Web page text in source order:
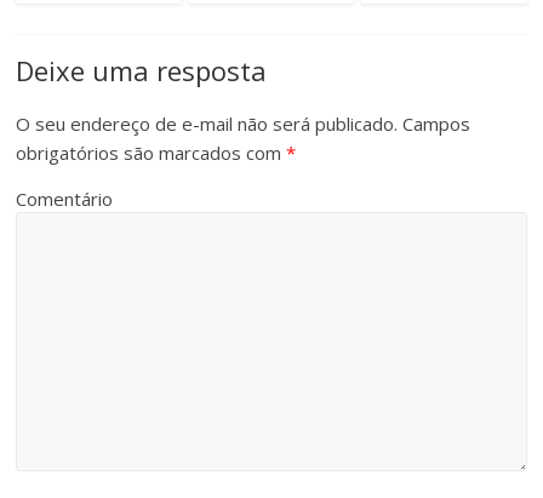
Deixe uma resposta
O seu endereço de e-mail não será publicado. Campos
obrigatórios são marcados com*
Comentário